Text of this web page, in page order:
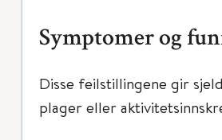
Symptomer og
Disse feilstillingene gir
plager eller